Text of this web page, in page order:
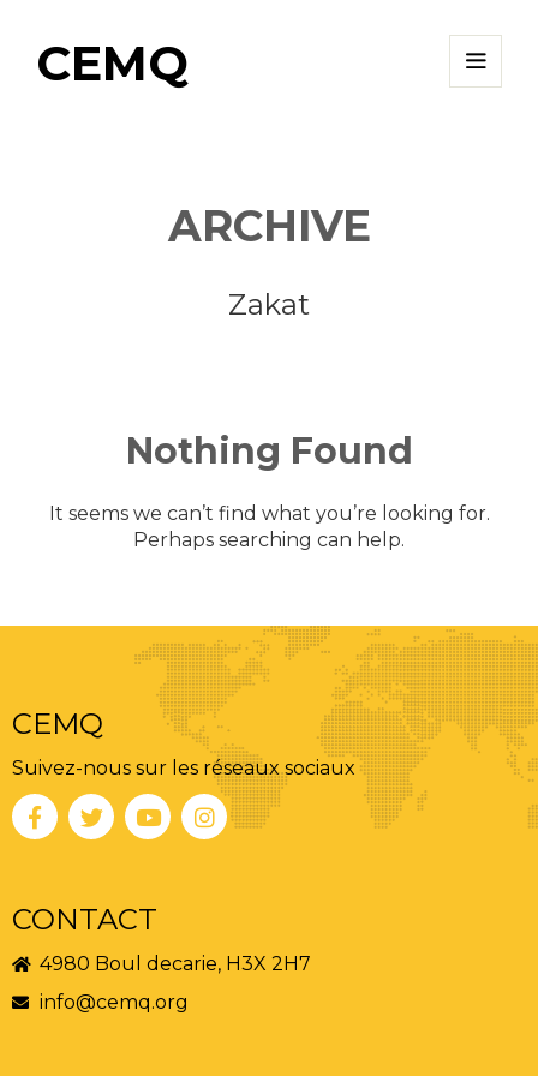
CEMQ
ARCHIVE
Zakat
Nothing Found
It seems we can’t find what you’re looking for.
Perhaps searching can help.
CEMQ
Suivez-nous sur les réseaux sociaux
CONTACT
4980 Boul decarie, H3X 2H7
info@cemq.org